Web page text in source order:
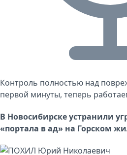
Контроль полностью над
первой минуты, теперь
В Новосибирске устранили
«портала в ад» на Горском